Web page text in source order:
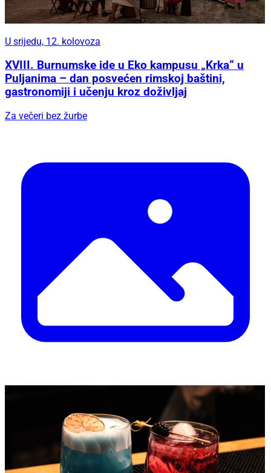
U srijedu, 12. kolovoza
XVIII. Burnumske ide u Eko kampusu „Krka“ u
Puljanima – dan posvećen rimskoj baštini,
gastronomiji i učenju kroz doživljaj
Za večeri bez žurbe